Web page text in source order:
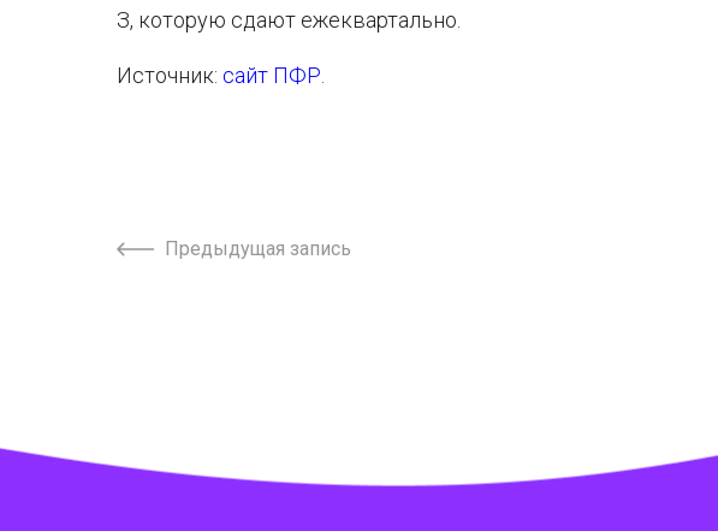
З, которую сдают ежеквартально.
Источник: сайт ПФР
Предыдущая запись